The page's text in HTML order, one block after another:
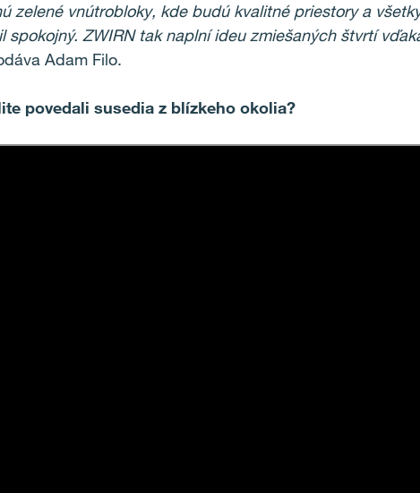
zelené vnútrobloky, kde budú kvalitné priestory a
ZWIRN tak naplní ideu zmiešaných štvrtí
Adam Filo.
povedali susedia z blízkeho okolia?